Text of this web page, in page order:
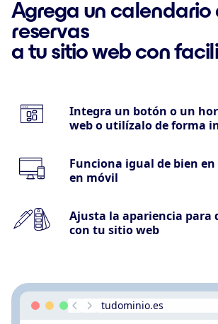
Agrega un calendario
reservas
a tu sitio web con
Integra un botón o un
web o utilízalo de forma
Funciona igual de bien
en móvil
Ajusta la apariencia para
con tu sitio web
tudominio.es